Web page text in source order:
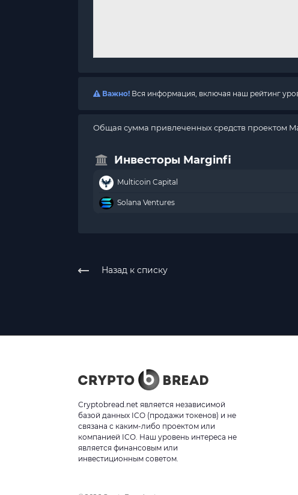
Важно! Вся информация, включая наш рейтинг
Общая сумма привлеченных средств проектом
Инвесторы Marginfi
Multicoin Capital
Solana Ventures
Назад к списку
Cryptobread.net является независимой
базой данных ICO (продажи токенов) и не
связана с каким-либо проектом или
компанией ICO. Наш уровень интереса не
является финансовым или
инвестиционным советом.